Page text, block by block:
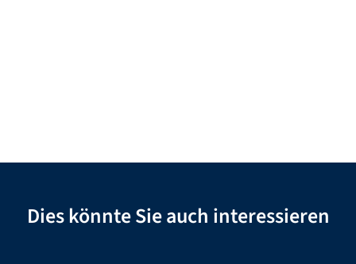
Dies könnte Sie auch interessieren